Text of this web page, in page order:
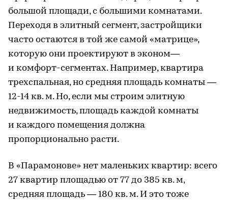
большой площади, с большими комнатами.
Переходя в элитный сегмент, застройщики
часто остаются в той же самой «матрице»,
которую они проектируют в эконом—
и комфорт-сегментах. Например, квартира
трехспальная, но средняя площадь комнаты —
12-14 кв. м. Но, если мы строим элитную
недвижимость, площадь каждой комнаты
и каждого помещения должна
пропорционально расти.
В «Парамонове» нет маленьких квартир: всего
27 квартир площадью от 77 до 385 кв. м,
средняя площадь — 180 кв. м. И это тоже